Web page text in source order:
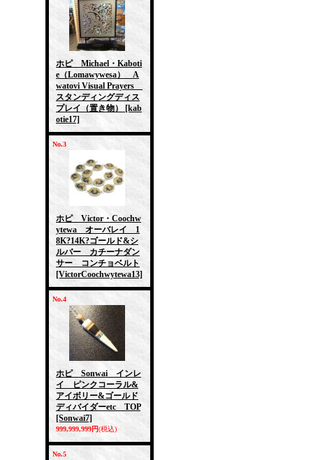
ホピ Michael・Kaboti
e（Lomawywesa） A
watovi Visual Prayers
スタンディングディス
プレイ（置き物）
[kab
otie17]
No.3
ホピ Victor・Coochw
ytewa オーバレイ 1
8K?14K?ゴールド&シ
ルバー カチーナダン
サー コンチョベルト
[VictorCoochwytewa13]
No.4
ホピ Sonwai インレ
イ ピンクコーラル&
アイボリー&ゴールド
ディバイダーetc TOP
[Sonwai7]
999,999,999円(税込)
No.5